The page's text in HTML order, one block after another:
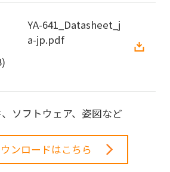
YA-641_Datasheet_j
a-jp.pdf
ソフトウェア、姿図など
ンロードはこちら